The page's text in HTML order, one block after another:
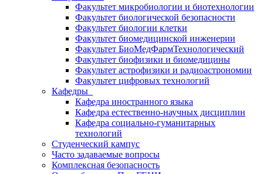
Факультет микробиологии и биотехнологии
Факультет биологической безопасности
Факультет биологии клетки
Факультет биомедицинской инженерии
Факультет БиоМедФармТехнологический
Факультет биофизики и биомедицины
Факультет астрофизики и радиоастрономии
Факультет цифровых технологий
Кафедры
Кафедра иностранного языка
Кафедра естественно-научных дисциплин
Кафедра социально-гуманитарных
технологий
Студенческий кампус
Часто задаваемые вопросы
Комплексная безопасность